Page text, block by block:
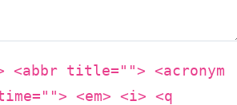
title=""> <acronym
<em> <i> <q